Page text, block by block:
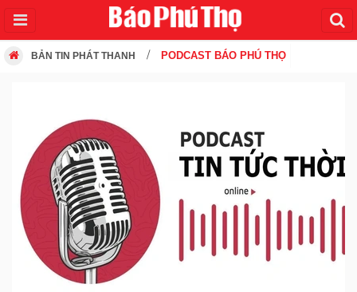
BẢN TIN PHÁT THANH PODCAST BÁO PHÚ THỌ